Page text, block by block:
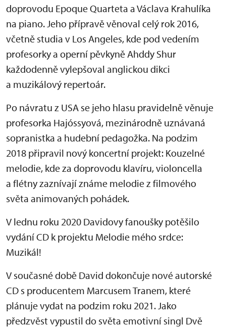
doprovodu Epoque Quarteta a Václava Krahulíka
na piano. Jeho přípravě věnoval celý rok 2016,
včetně studia v Los Angeles, kde pod vedením
profesorky a operní pěvkyně Ahddy Shur
každodenně vylepšoval anglickou dikci
a muzikálový repertoár.
Po návratu z USA se jeho hlasu pravidelně věnuje
profesorka Hajóssyová, mezinárodně uznávaná
sopranistka a hudební pedagožka. Na podzim
2018 připravil nový koncertní projekt: Kouzelné
melodie, kde za doprovodu klavíru, violoncella
a flétny zaznívají známe melodie z filmového
světa animovaných pohádek.
V lednu roku 2020 Davidovy fanoušky potěšilo
vydání CD k projektu Melodie mého srdce:
Muzikál!
V současné době David dokončuje nové autorské
CD s producentem Marcusem Tranem, které
plánuje vydat na podzim roku 2021. Jako
předzvěst vypustil do světa emotivní singl Dvě